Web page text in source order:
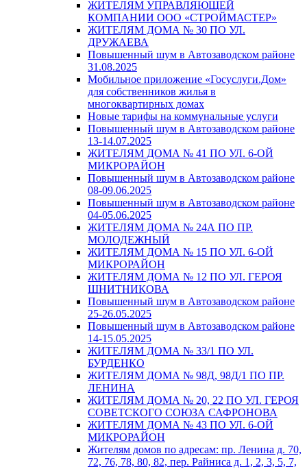
ЖИТЕЛЯМ УПРАВЛЯЮЩЕЙ
КОМПАНИИ ООО «СТРОЙМАСТЕР»
ЖИТЕЛЯМ ДОМА № 30 ПО УЛ.
ДРУЖАЕВА
Повышенный шум в Автозаводском районе
31.08.2025
Мобильное приложение «Госуслуги.Дом»
для собственников жилья в
многоквартирных домах
Новые тарифы на коммунальные услуги
Повышенный шум в Автозаводском районе
13-14.07.2025
ЖИТЕЛЯМ ДОМА № 41 ПО УЛ. 6-ОЙ
МИКРОРАЙОН
Повышенный шум в Автозаводском районе
08-09.06.2025
Повышенный шум в Автозаводском районе
04-05.06.2025
ЖИТЕЛЯМ ДОМА № 24А ПО ПР.
МОЛОДЕЖНЫЙ
ЖИТЕЛЯМ ДОМА № 15 ПО УЛ. 6-ОЙ
МИКРОРАЙОН
ЖИТЕЛЯМ ДОМА № 12 ПО УЛ. ГЕРОЯ
ШНИТНИКОВА
Повышенный шум в Автозаводском районе
25-26.05.2025
Повышенный шум в Автозаводском районе
14-15.05.2025
ЖИТЕЛЯМ ДОМА № 33/1 ПО УЛ.
БУРДЕНКО
ЖИТЕЛЯМ ДОМА № 98Д, 98Д/1 ПО ПР.
ЛЕНИНА
ЖИТЕЛЯМ ДОМА № 20, 22 ПО УЛ. ГЕРОЯ
СОВЕТСКОГО СОЮЗА САФРОНОВА
ЖИТЕЛЯМ ДОМА № 43 ПО УЛ. 6-ОЙ
МИКРОРАЙОН
Жителям домов по адресам: пр. Ленина д. 70,
72, 76, 78, 80, 82, пер. Райниса д. 1, 2, 3, 5, 7,